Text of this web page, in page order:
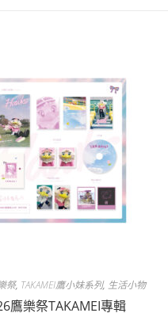
祭, TAKAMEI鷹小妹系列, 生活小物
鷹樂祭TAKAMEI專輯